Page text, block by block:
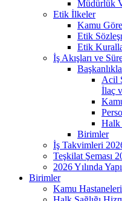
Müdürlük
Etik İlkeler
Kamu
Etik
Etik
İş Akışları ve
Acil
İlaç
Halk
Birimler
İş Takvimleri
Teşkilat Şeması
2026 Yılında
Birimler
Kamu